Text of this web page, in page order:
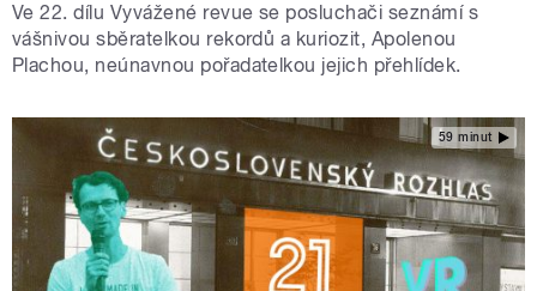
Ve 22. dílu Vyvážené revue se posluchači seznámí s
vášnivou sběratelkou rekordů a kuriozit, Apolenou
Plachou, neúnavnou pořadatelkou jejich přehlídek.
59 minut